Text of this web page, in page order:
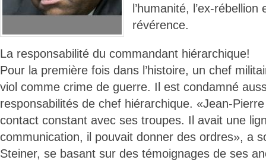
l’humanité, l’ex-
révérence.
La responsabilité du commandant hiérarchique!
Pour la première fois dans l’histoire, un chef
viol comme crime de guerre. Il est condamné
responsabilités de chef hiérarchique. «Jean-
contact constant avec ses troupes. Il avait une
communication, il pouvait donner des ordres», a
Steiner, se basant sur des témoignages de ses